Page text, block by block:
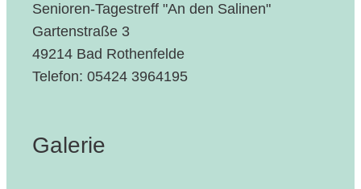
Senioren-Tagestreff "An den Salinen"
Gartenstraße 3
49214 Bad Rothenfelde
Telefon: 05424 3964195
Galerie